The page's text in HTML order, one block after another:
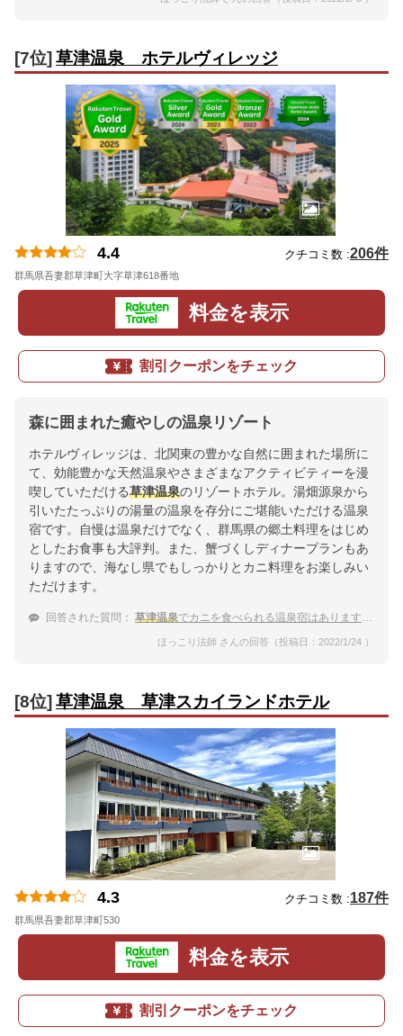
[7位]草津温泉 ホテルヴィレッジ
4.4 クチコミ数 :206件
群馬県吾妻郡草津町大字草津618番地
料金を表示
割引クーポンをチェック
森に囲まれた癒やしの温泉リゾート
ホテルヴィレッジは、北関東の豊かな自然に囲まれた場所に
て、効能豊かな天然温泉やさまざまなアクティビティーを漫
喫していただける草津温泉のリゾートホテル。湯畑源泉から
引いたたっぷりの湯量の温泉を存分にご堪能いただける温泉
宿です。自慢は温泉だけでなく、群馬県の郷土料理をはじめ
としたお食事も大評判。また、蟹づくしディナープランもあ
りますので、海なし県でもしっかりとカニ料理をお楽しみい
ただけます。
回答された質問： 草津温泉でカニを食べられる温泉宿はありますか？
ほっこり法師 さんの回答（投稿日：2022/1/24 ）
[8位] 草津温泉 草津スカイランドホテル
4.3 クチコミ数 :187件
群馬県吾妻郡草津町530
料金を表示
割引クーポンをチェック